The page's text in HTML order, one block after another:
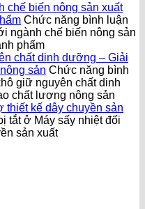
chế biến nông sản xuất
Chức năng bình luận
ngành chế biến nông sản
phẩm
chất dinh dưỡng – Giải
sản Chức năng bình
giữ nguyên chất dinh
chất lượng nông sản
thiết kế dây chuyền sản
tắtở Máy sấy nhiệt đối
sản xuất